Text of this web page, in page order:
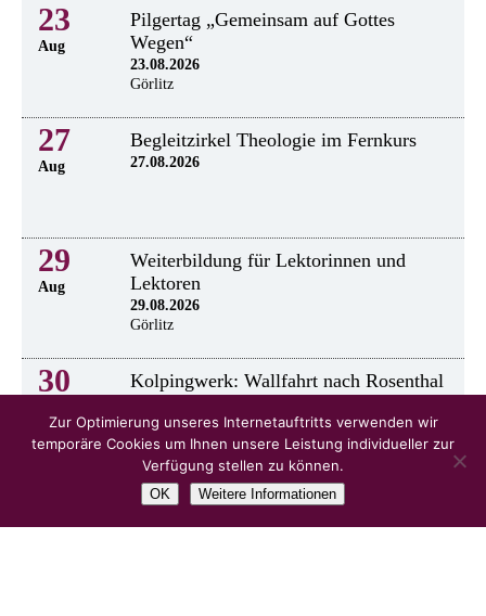
23
Aug
Pilgertag „Gemeinsam auf Gottes
Wegen“
23.08.2026
Görlitz
27
Aug
Begleitzirkel Theologie im Fernkurs
27.08.2026
29
Aug
Weiterbildung für Lektorinnen und
Lektoren
29.08.2026
Görlitz
30 Kolpingwerk: Wallfahrt nach Rosenthal
alle Veranstaltungen
Zur Optimierung unseres Internetauftritts verwenden wir
temporäre Cookies um Ihnen unsere Leistung individueller zur
Verfügung stellen zu können.
OK Weitere Informationen